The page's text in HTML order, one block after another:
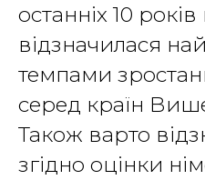
останніх 10 років
відзначилася
темпами
серед країн
Також варто
згідно оцінки